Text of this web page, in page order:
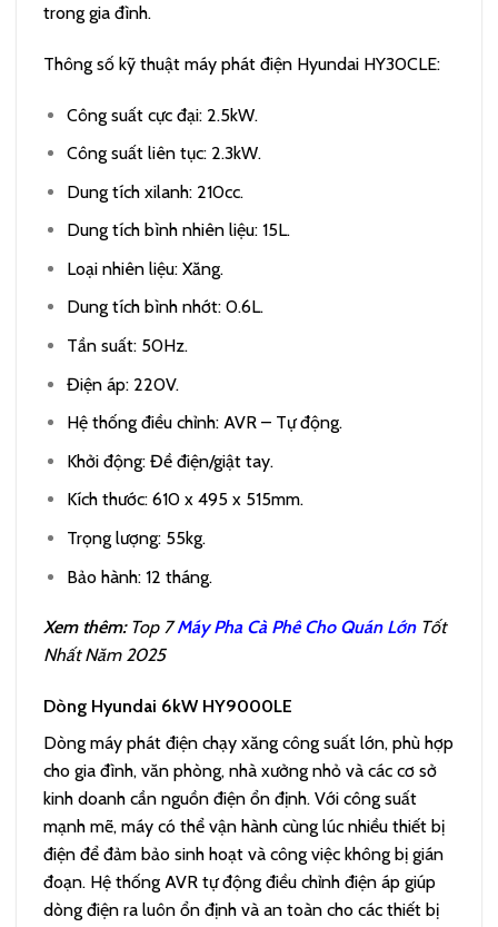
trong gia đình.
Thông số kỹ thuật máy phát điện Hyundai HY30CLE:
Công suất cực đại: 2.5kW.
Công suất liên tục: 2.3kW.
Dung tích xilanh: 210cc.
Dung tích bình nhiên liệu: 15L.
Loại nhiên liệu: Xăng.
Dung tích bình nhớt: 0.6L.
Tần suất: 50Hz.
Điện áp: 220V.
Hệ thống điều chỉnh: AVR – Tự động.
Khởi động: Đề điện/giật tay.
Kích thước: 610 x 495 x 515mm.
Trọng lượng: 55kg.
Bảo hành: 12 tháng.
Xem thêm:Top 7Máy Pha Cà Phê Cho Quán Lớn Tốt
Nhất Năm 2025
Dòng Hyundai 6kW HY9000LE
Dòng máy phát điện chạy xăng công suất lớn, phù hợp
cho gia đình, văn phòng, nhà xưởng nhỏ và các cơ sở
kinh doanh cần nguồn điện ổn định. Với công suất
mạnh mẽ, máy có thể vận hành cùng lúc nhiều thiết bị
điện để đảm bảo sinh hoạt và công việc không bị gián
đoạn. Hệ thống AVR tự động điều chỉnh điện áp giúp
dòng điện ra luôn ổn định và an toàn cho các thiết bị